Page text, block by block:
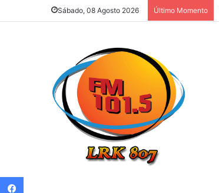
Sábado, 08 Agosto 2026 Último Momento